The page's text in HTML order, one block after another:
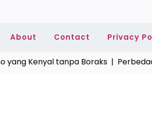
About Contact Privacy
Kenyal tanpa Boraks |